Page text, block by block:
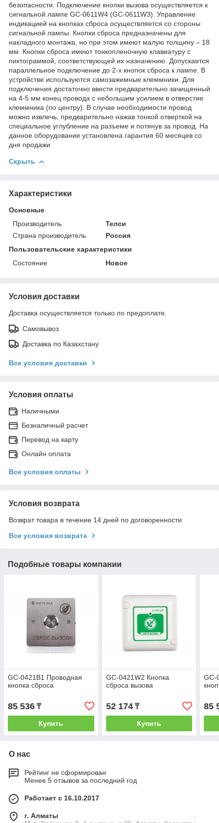
безопасности. Подключение кнопки вызова осуществляется к
сигнальной лампе GC-0611W4 (GC-0611W3). Управление
индикацией на кнопках сброса осуществляется со стороны
сигнальной лампы. Кнопки сброса предназначены для
накладного монтажа, но при этом имеют малую толщину – 18
мм. Кнопки сброса имеют тонкопленочную клавиатуру с
пиктограммой, соответствующей их назначению. Допускается
параллельное подключение до 2-х кнопок сброса к лампе. В
устройстве используются самозажимные клеммники. Для
подключения достаточно ввести предварительно зачищенный
на 4-5 мм конец провода с небольшим усилием в отверстие
клеммника (по центру). В случае необходимости провод
можно извлечь, предварительно нажав тонкой отверткой на
специальное углубление на разъеме и потянув за провод. На
данное оборудование установлена гарантия 60 месяцев со
дня продажи
Скрыть
Характеристики
Основные
Производитель
Телси
Страна производитель
Россия
Пользовательские характеристики
Состояние
Новое
Условия доставки
Доставка осуществляется только по предоплате.
Самовывоз
Доставка по Казахстану
Все условия доставки
Условия оплаты
Наличными
Безналичный расчет
Перевод на карту
Онлайн оплата
Все условия оплаты
Условия возврата
Возврат товара в течение 14 дней по договоренности
Все условия возврата
Подобные товары компании
GC-0421B1 Проводная
кнопка сброса
85 536 ₸
Купить
GC-0421W2 Кнопка
сброса вызова
52 174₸
Купить
GC-
85
О нас
Рейтинг не сформирован
Менее 5 отзывов за последний год
Работает с 16.10.2017
г. Алматы